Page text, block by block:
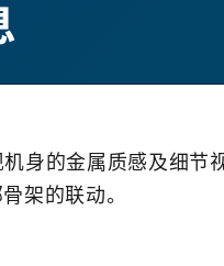
身的金属质感及细节视
架的联动。